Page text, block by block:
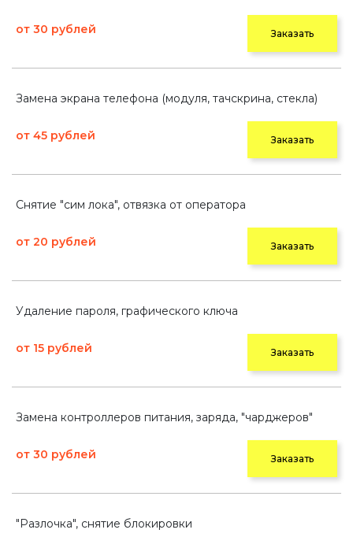
от 30 рублей Заказать
Замена экрана телефона (модуля, тачскрина, стекла)
от 45 рублей Заказать
Снятие "сим лока", отвязка от оператора
от 20 рублей Заказать
Удаление пароля, графического ключа
от 15 рублей Заказать
Замена контроллеров питания, заряда, "чарджеров"
от 30 рублей Заказать
"Разлочка", снятие блокировки